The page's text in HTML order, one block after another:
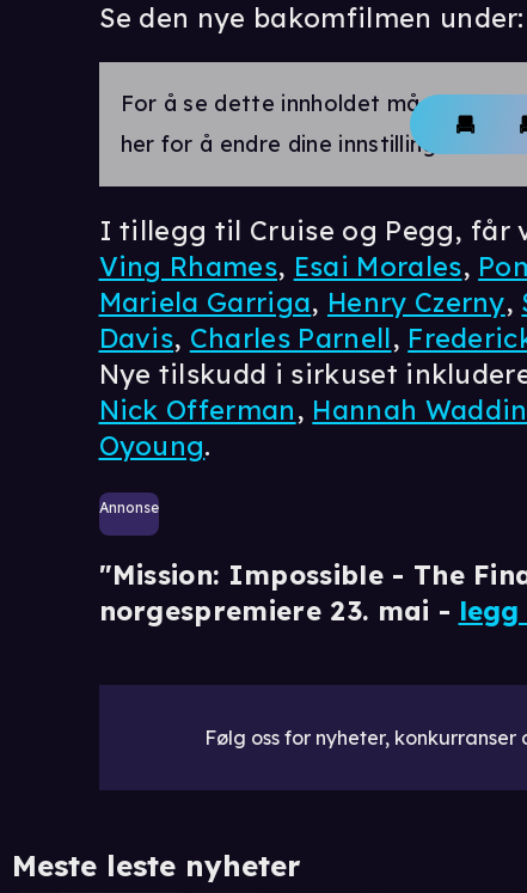
Se den nye bakomfilmen under:
For å se dette innholdet må
her for å endre dine innstillinger.
I tillegg til Cruise og Pegg, får
Ving Rhames, Esai Morales,
Mariela Garriga, Henry Czerny,
Davis, Charles Parnell,
Nye tilskudd i sirkuset
Nick Offerman, Hannah
Oyoung.
Annonse
"Mission: Impossible - The
norgespremiere 23. mai -
Følg oss for nyheter,
Meste leste nyheter